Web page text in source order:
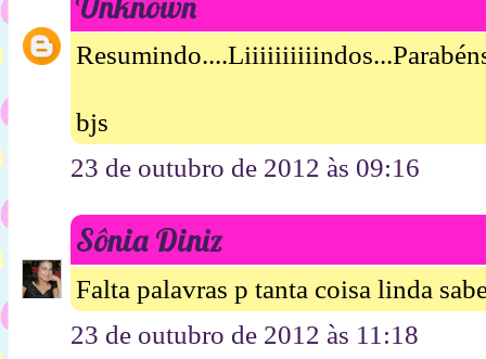
bjs
23 de outubro de 2012 às 09:16
Sônia Diniz
Falta palavras p tanta coisa linda
23 de outubro de 2012 às 11:18